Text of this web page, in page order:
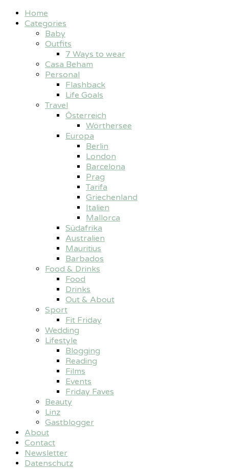
Home
Categories
Baby
Outfits
7 Ways to wear
Casa Beham
Personal
Flashback
Life Goals
Travel
Österreich
Wörthersee
Europa
Berlin
London
Barcelona
Prag
Tarifa
Griechenland
Italien
Mallorca
Südafrika
Australien
Mauritius
Barbados
Food & Drinks
Food
Drinks
Out & About
Sport
Fit Friday
Wedding
Lifestyle
Blogging
Reading
Films
Events
Friday Faves
Beauty
Linz
Gastblogger
About
Contact
Newsletter
Datenschutz